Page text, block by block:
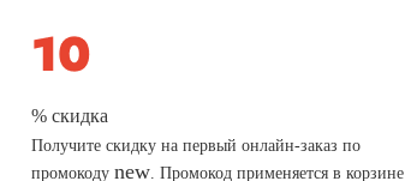
% скидка
Получите скидку на первый онлайн-заказ по
промокодуnew . Промокод применяется в корзине